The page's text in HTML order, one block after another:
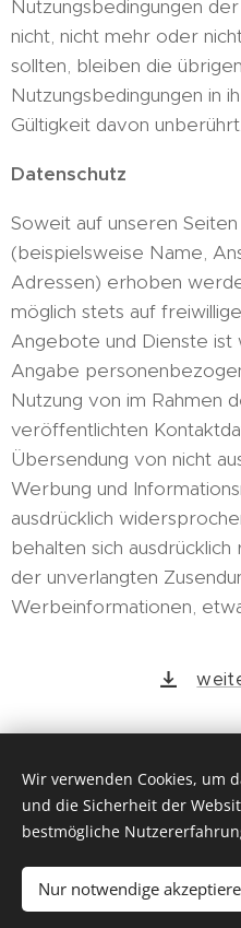
Nutzungsbedingungen
nicht, nicht mehr oder
sollten, bleiben die
Nutzungsbedingungen in
Gültigkeit davon unberührt.
Datenschutz
Soweit auf unseren
(beispielsweise Name,
Adressen) erhoben
möglich stets auf
Angebote und Dienste ist
Angabe
Nutzung von im Rahmen
veröffentlichten
Übersendung von nicht
Werbung und
ausdrücklich
behalten sich
der unverlangten
Werbeinformationen,
Mag. Ingrid Huber,
• Institut
Kammer der Steuerberater
Wir verwenden Cookies, um
und die Sicherheit der
bestmögliche
Nur notwendige